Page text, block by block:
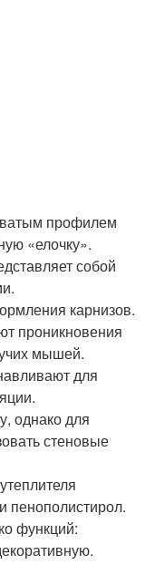
профилем
«елочку».
собой
карнизов.
проникновения
мышей.
для
однако для
стеновые
пенополистирол.
функций: